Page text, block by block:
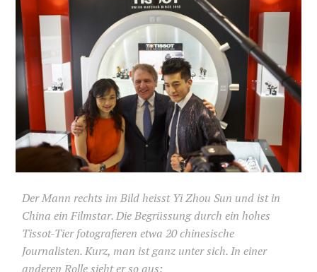
Der Mann rechts im Bild heisst Yi Zhou Sun und ist in
China ein Filmstar. Die Begrüssung durch ein hohes
Tissot-Tier fotografieren etwa 20 chinesische
Journalisten. Kurz, man ist ganz unter sich. In einer
anderen Rolle sieht er so aus: